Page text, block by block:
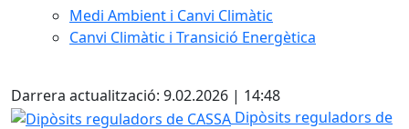
Medi Ambient i Canvi Climàtic
Canvi Climàtic i Transició Energètica
Darrera actualització: 9.02.2026 | 14:48
Dipòsits reguladors de CASSA
Dipòsits reguladors de